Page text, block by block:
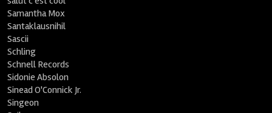
Samantha Mox
Santaklausnihil
Sascii
Schling
Schnell Records
Sidonie Absolon
Sinead O'Connick Jr.
Singeon